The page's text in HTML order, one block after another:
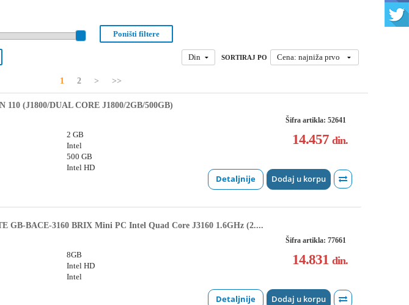
Poništi filtere
Din SORTIRAJ PO Cena: najniža prvo
1 2 > >>
110 (J1800/DUAL CORE J1800/2GB/500GB)
Šifra artikla: 52641
2 GB
Intel
500 GB
Intel HD
14.457din.
Detaljnije Dodaj u korpu
GB-BACE-3160 BRIX Mini PC Intel Quad Core J3160 1.6GHz (2....
Šifra artikla: 77661
8GB
Intel HD
Intel
14.831din.
Detaljnije Dodaj u korpu